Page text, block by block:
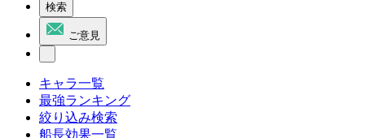
検索
ご意見
キャラ一覧
最強ランキング
絞り込み検索
船長効果一覧